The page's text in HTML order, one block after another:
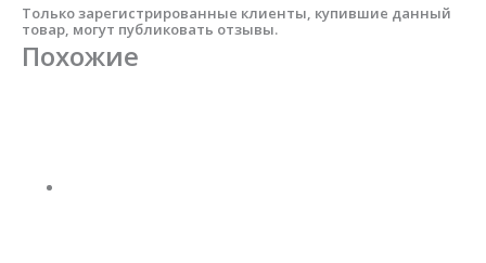
Только зарегистрированные клиенты, купившие данный
товар, могут публиковать отзывы.
Похожие